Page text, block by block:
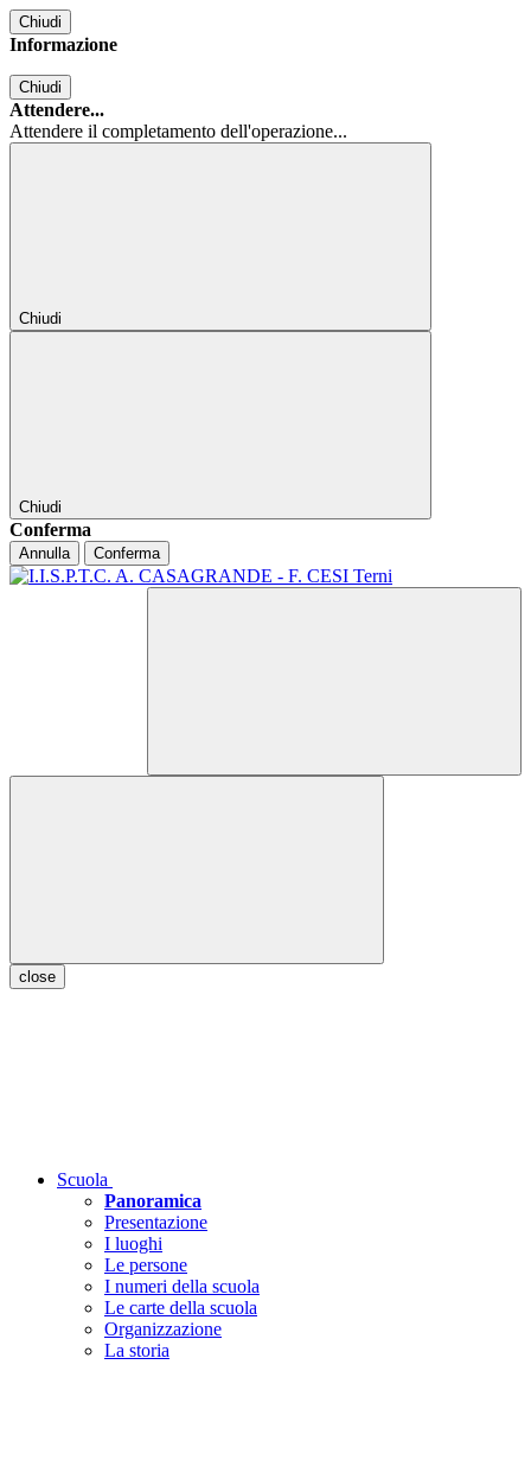
Chiudi
Informazione
Chiudi
Attendere...
Attendere il completamento dell'operazione...
Chiudi
Chiudi
Conferma
Annulla Conferma
close
Scuola
Panoramica
Presentazione
I luoghi
Le persone
I numeri della scuola
Le carte della scuola
Organizzazione
La storia